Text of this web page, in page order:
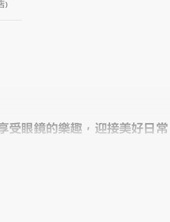
)
受眼鏡的樂趣，迎接美好日常